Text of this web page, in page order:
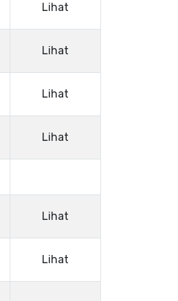
Lihat
Lihat
Lihat
Lihat
Lihat
Lihat